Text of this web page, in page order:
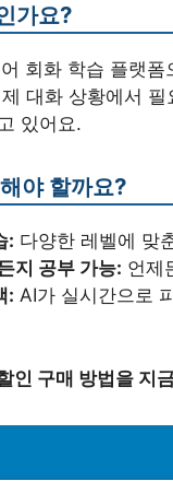
가요?
회화 학습 플랫
대화 상황에서
있어요.
야 할까요?
: 다양한 레벨에 맞
지 공부 가능: 언제
: AI가 실시간으로
인 구매 방법을 지